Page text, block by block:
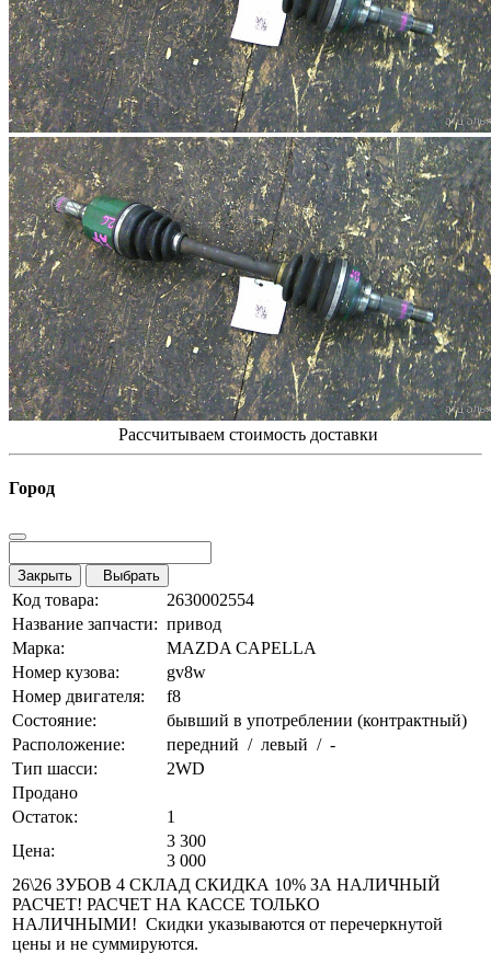
Рассчитываем стоимость доставки
Город
Закрыть Выбрать
Код товара:
2630002554
Название запчасти: привод
Марка:
MAZDA CAPELLA
Номер кузова:
gv8w
Номер двигателя:
f8
Состояние:
бывший в употреблении (контрактный)
Расположение:
передний / левый / -
Тип шасси:
2WD
Продано
Остаток:
1
Цена:
3 300
3 000
26\26 ЗУБОВ 4 СКЛАД СКИДКА 10% ЗА НАЛИЧНЫЙ
РАСЧЕТ! РАСЧЕТ НА КАССЕ ТОЛЬКО
НАЛИЧНЫМИ! Скидки указываются от перечеркнутой
цены и не суммируются.